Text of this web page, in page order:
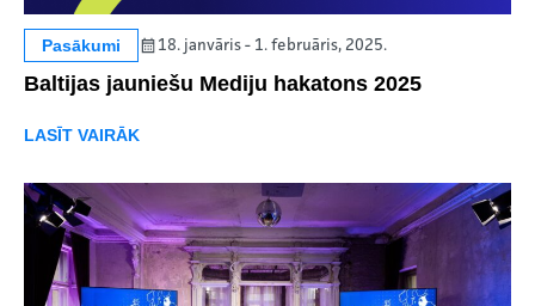
Pasākumi 18. janvāris - 1. februāris, 2025.
Baltijas jauniešu Mediju hakatons 2025
LASĪT VAIRĀK